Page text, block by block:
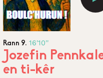
Rann 9. 16'10''
Jozefin
en ti-kêr